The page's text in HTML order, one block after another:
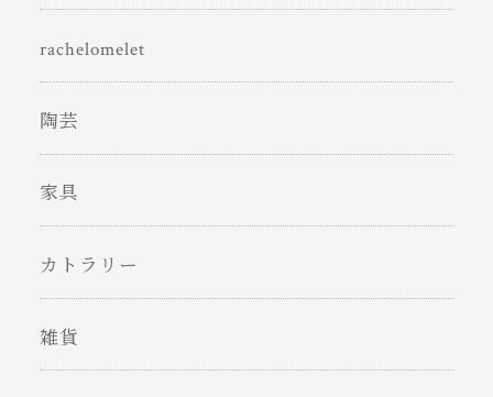
rachelomelet
陶芸
家具
カトラリー
雑貨